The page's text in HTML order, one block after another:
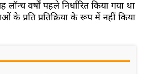
वर्षों पहले निर्धारित किया गया था
के प्रति प्रतिक्रिया के रूप में नहीं किया